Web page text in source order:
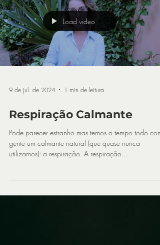
Load video
9 de jul. de 2024 1 min de leitura
Respiração Calmante
Pode parecer estranho mas temos o tempo todo